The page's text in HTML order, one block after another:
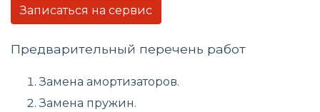
Записаться на сервис
Предварительный перечень работ
Замена амортизаторов.
Замена пружин.